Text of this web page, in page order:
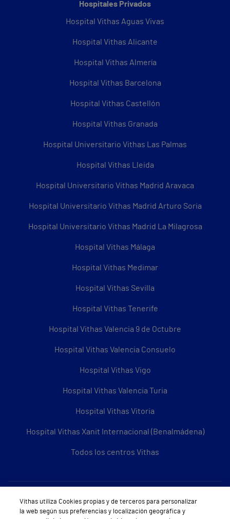
Hospitales Privados
Hospital Vithas Aguas Vivas
Hospital Vithas Alicante
Hospital Vithas Almería
Hospital Vithas Barcelona
Hospital Vithas Castellón
Hospital Vithas Granada
Hospital Universitario Vithas Las Palmas
Hospital Vithas Lleida
Hospital Universitario Vithas Madrid Aravaca
Hospital Universitario Vithas Madrid Arturo Soria
Hospital Universitario Vithas Madrid La Milagrosa
Hospital Vithas Málaga
Hospital Vithas Medimar
Hospital Vithas Sevilla
Hospital Vithas Tenerife
Hospital Vithas Valencia 9 de Octubre
Hospital Vithas Valencia Consuelo
Hospital Vithas Vigo
Hospital Vithas Valencia Turia
Hospital Vithas Vitoria
Hospital Vithas Xanit Internacional (Benalmádena)
Todos los centros Vithas
Sobre Vithas
Quiénes somos
Vithas utiliza Cookies propias y de terceros para personalizar
la web según sus preferencias y localización geográfica y